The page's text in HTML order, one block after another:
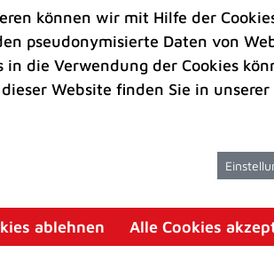
eigenen
Singkreis Fidelia
Gruppe trifft sich
können wir mit Hilfe der
pseudonymisierte Daten von
die Verwendung der Cookies
Website finden Sie in unserer
ablehnen Alle Cookies